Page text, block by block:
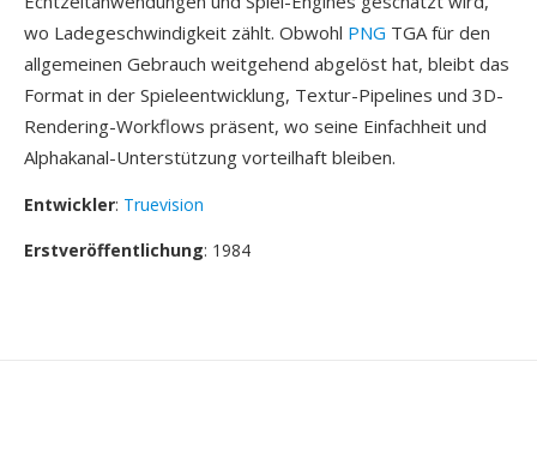
wo Ladegeschwindigkeit zählt. Obwohl PNG TGA für den
allgemeinen Gebrauch weitgehend abgelöst hat, bleibt das
Format in der Spieleentwicklung, Textur-Pipelines und 3D-
Rendering-Workflows präsent, wo seine Einfachheit und
Alphakanal-Unterstützung vorteilhaft bleiben.
Entwickler: Truevision
Erstveröffentlichung: 1984